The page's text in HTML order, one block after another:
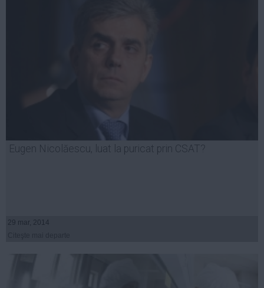
Eugen Nicolăescu, luat la puricat prin CSAT?
29 mar, 2014